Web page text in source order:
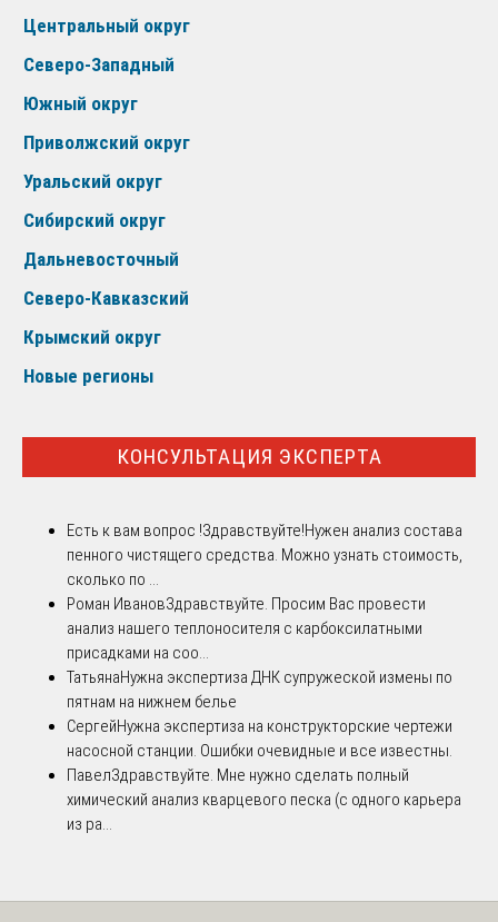
Центральный округ
Северо-Западный
Южный округ
Приволжский округ
Уральский округ
Сибирский округ
Дальневосточный
Северо-Кавказский
Крымский округ
Новые регионы
КОНСУЛЬТАЦИЯ ЭКСПЕРТА
Есть к вам вопрос !Здравствуйте!Нужен анализ состава
пенного чистящего средства. Можно узнать стоимость,
сколько по ...
Роман ИвановЗдравствуйте. Просим Вас провести
анализ нашего теплоносителя с карбоксилатными
присадками на соо...
ТатьянаНужна экспертиза ДНК супружеской измены по
пятнам на нижнем белье
СергейНужна экспертиза на конструкторские чертежи
насосной станции. Ошибки очевидные и все известны.
ПавелЗдравствуйте. Мне нужно сделать полный
химический анализ кварцевого песка (с одного карьера
из ра...